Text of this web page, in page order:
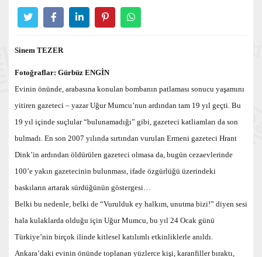
Sinem TEZER
Fotoğraflar: Gürbüz ENGİN
Evinin önünde, arabasına konulan bombanın patlaması sonucu yaşamını
yitiren gazeteci – yazar Uğur Mumcu’nun ardından tam 19 yıl geçti. Bu
19 yıl içinde suçlular “bulunamadığı” gibi, gazeteci katliamları da son
bulmadı. En son 2007 yılında sırtından vurulan Ermeni gazeteci Hrant
Dink’in ardından öldürülen gazeteci olmasa da, bugün cezaevlerinde
100’e yakın gazetecinin bulunması, ifade özgürlüğü üzerindeki
baskıların artarak sürdüğünün göstergesi…
Belki bu nedenle, belki de “Vurulduk ey halkım, unutma bizi!” diyen sesi
hala kulaklarda olduğu için Uğur Mumcu, bu yıl 24 Ocak günü
Türkiye’nin birçok ilinde kitlesel katılımlı etkinliklerle anıldı.
Ankara’daki evinin önünde toplanan yüzlerce kişi, karanfiller bıraktı,